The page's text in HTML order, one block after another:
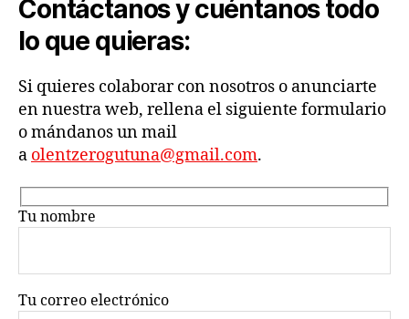
Contáctanos y cuéntanos todo
lo que quieras:
Si quieres colaborar con nosotros o anunciarte
en nuestra web, rellena el siguiente formulario
o mándanos un mail
a olentzerogutuna@gmail.com.
Tu nombre
Tu correo electrónico